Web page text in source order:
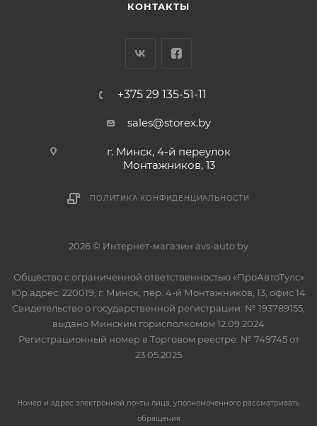
КОНТАКТЫ
+375 29 135-51-11
sales@storex.by
г. Минск, 4-й переулок
Монтажников, 13
ПОЛИТИКА КОНФИДЕНЦИАЛЬНОСТИ
2026 © Интернет-магазин avs-auto.by
Общество с ограниченной ответственностью «ПроАвтоТулс»
Юр.адрес: 220019, г. Минск, пер. 4-й Монтажников, 13, офис 14
Свидетельство о государственной регистрации: № 193789155,
выдано Минским горисполкомом 12.09.2024
Регистрационный номер в Торговом реестре: № 749745 от
23.05.2025
Номер и адрес электронной почты лица, уполномоченного рассматривать
обращения